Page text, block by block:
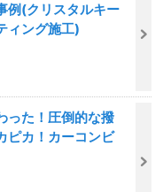
例(クリスタルキー
ィング施工)
った！圧倒的な撥
ピカ！カーコンビ